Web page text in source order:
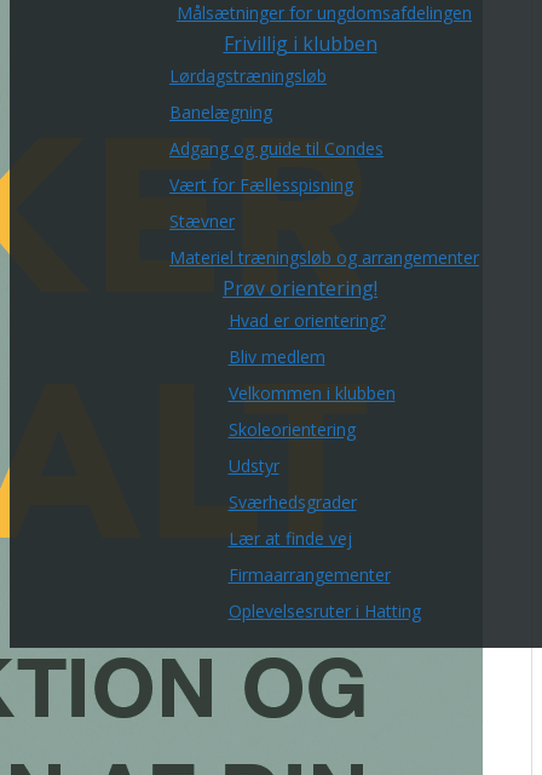
Målsætninger for ungdomsafdelingen
Frivillig i klubben
Lørdagstræningsløb
Banelægning
Adgang og guide til Condes
Vært for Fællesspisning
Stævner
Materiel træningsløb og arrangementer
Prøv orientering!
Hvad er orientering?
Bliv medlem
Velkommen i klubben
Skoleorientering
Udstyr
Sværhedsgrader
Lær at finde vej
Firmaarrangementer
Oplevelsesruter i Hatting